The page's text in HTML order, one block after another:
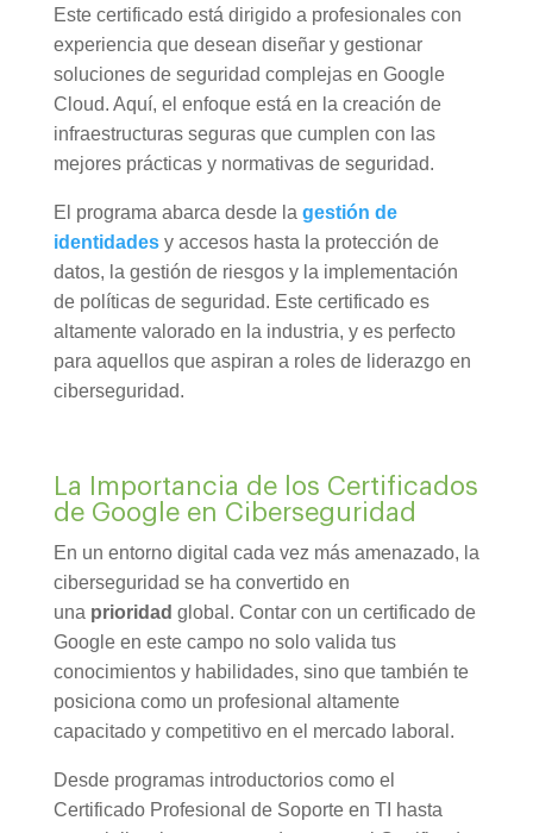
Este certificado está dirigido a profesionales con
experiencia que desean diseñar y gestionar
soluciones de seguridad complejas en Google
Cloud. Aquí, el enfoque está en la creación de
infraestructuras seguras que cumplen con las
mejores prácticas y normativas de seguridad.
El programa abarca desde la gestión de
identidadesy accesos hasta la protección de
datos, la gestión de riesgos y la implementación
de políticas de seguridad. Este certificado es
altamente valorado en la industria, y es perfecto
para aquellos que aspiran a roles de liderazgo en
ciberseguridad.
La Importancia de los Certificados
de Google en Ciberseguridad
En un entorno digital cada vez más amenazado, la
ciberseguridad se ha convertido en
una prioridad global. Contar con un certificado de
Google en este campo no solo valida tus
conocimientos y habilidades, sino que también te
posiciona como un profesional altamente
capacitado y competitivo en el mercado laboral.
Desde programas introductorios como el
Certificado Profesional de Soporte en TI hasta